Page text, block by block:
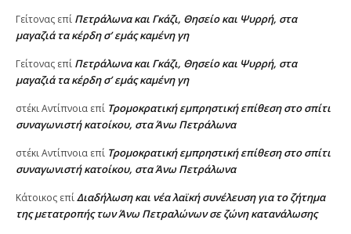
Γείτονας επί Πετράλωνα και Γκάζι, Θησείο και Ψυρρή, στα
μαγαζιά τα κέρδη σ’ εμάς καμένη γη
Γείτονας επί Πετράλωνα και Γκάζι, Θησείο και Ψυρρή, στα
μαγαζιά τα κέρδη σ’ εμάς καμένη γη
στέκι Αντίπνοια επί Τρομοκρατική εμπρηστική επίθεση στο σπίτι
συναγωνιστή κατοίκου, στα Άνω Πετράλωνα
στέκι Αντίπνοια επί Τρομοκρατική εμπρηστική επίθεση στο σπίτι
συναγωνιστή κατοίκου, στα Άνω Πετράλωνα
Κάτοικος επίΔιαδήλωση και νέα λαϊκή συνέλευση για το ζήτημα
της μετατροπής των Άνω Πετραλώνων σε ζώνη κατανάλωσης